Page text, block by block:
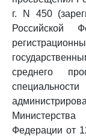
г. N 450
Российской
среднего
Федерации от